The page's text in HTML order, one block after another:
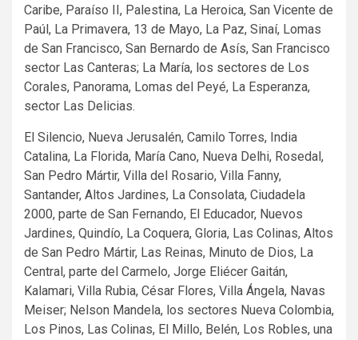
Caribe, Paraíso II, Palestina, La Heroica, San Vicente de
Paúl, La Primavera, 13 de Mayo, La Paz, Sinaí, Lomas
de San Francisco, San Bernardo de Asís, San Francisco
sector Las Canteras; La María, los sectores de Los
Corales, Panorama, Lomas del Peyé, La Esperanza,
sector Las Delicias.
El Silencio, Nueva Jerusalén, Camilo Torres, India
Catalina, La Florida, María Cano, Nueva Delhi, Rosedal,
San Pedro Mártir, Villa del Rosario, Villa Fanny,
Santander, Altos Jardines, La Consolata, Ciudadela
2000, parte de San Fernando, El Educador, Nuevos
Jardines, Quindío, La Coquera, Gloria, Las Colinas, Altos
de San Pedro Mártir, Las Reinas, Minuto de Dios, La
Central, parte del Carmelo, Jorge Eliécer Gaitán,
Kalamari, Villa Rubia, César Flores, Villa Ángela, Navas
Meiser; Nelson Mandela, los sectores Nueva Colombia,
Los Pinos, Las Colinas, El Millo, Belén, Los Robles, una